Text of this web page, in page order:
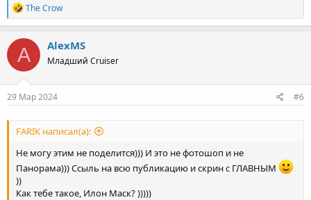
Р
е
а
к
ц
и
и
:
The Crow
A AlexMS
Младший Cruiser
29 Мар 2024 #6
FARIK написал(а):
Не могу этим не поделится))) И это не фотошоп и не
Панорама))) Ссыль на всю публикацию и скрин с ГЛАВНЫМ
))
Как тебе такое, Илон Маск? )))))